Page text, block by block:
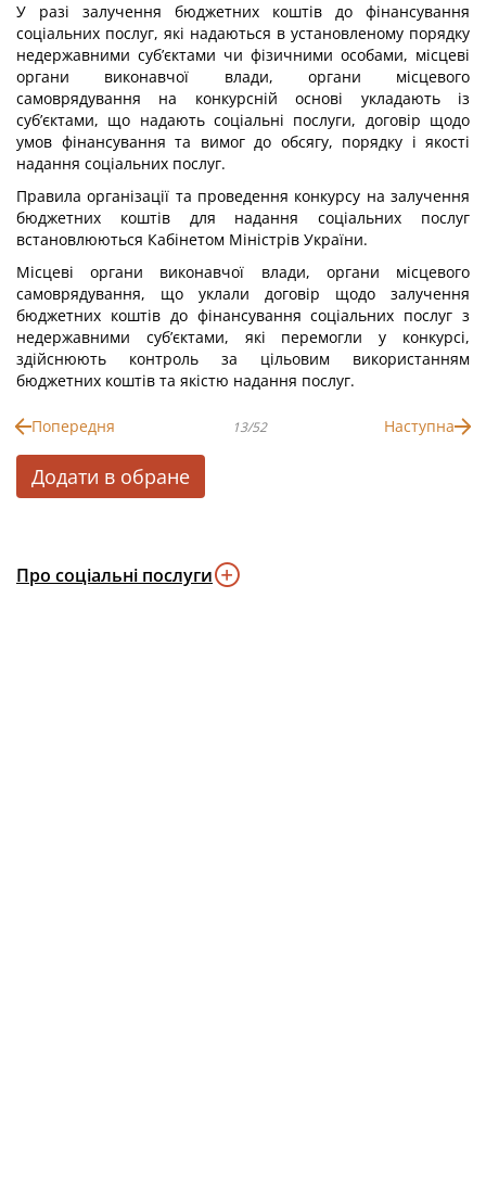
У разі залучення бюджетних коштів до фінансування
соціальних послуг, які надаються в установленому порядку
недержавними суб’єктами чи фізичними особами, місцеві
органи виконавчої влади, органи місцевого
самоврядування на конкурсній основі укладають із
суб’єктами, що надають соціальні послуги, договір щодо
умов фінансування та вимог до обсягу, порядку і якості
надання соціальних послуг.
Правила організації та проведення конкурсу на залучення
бюджетних коштів для надання соціальних послуг
встановлюються Кабінетом Міністрів України.
Місцеві органи виконавчої влади, органи місцевого
самоврядування, що уклали договір щодо залучення
бюджетних коштів до фінансування соціальних послуг з
недержавними суб’єктами, які перемогли у конкурсі,
здійснюють контроль за цільовим використанням
бюджетних коштів та якістю надання послуг.
Попередня 13/52 Наступна
Додати в обране
Про соціальні послуги